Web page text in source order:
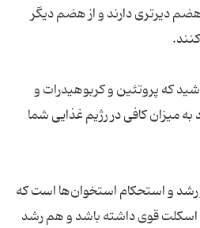
دیرتری دارند و از هضم دیگر
که پروتئین و کربوهیدرات و
میزان کافی در رژیم غذایی شما
رشد و استحکام استخوان‌ها است که
قوی داشته باشد و هم رشد